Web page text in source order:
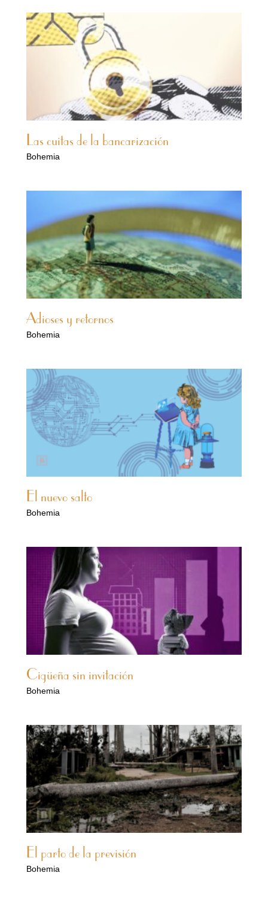
Las cuitas de la bancarización
Bohemia
Adioses y retornos
Bohemia
El nuevo salto
Bohemia
Cigüeña sin invitación
Bohemia
El parto de la previsión
Bohemia